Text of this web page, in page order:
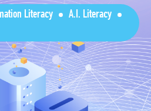
Literacy
A.I. Literacy